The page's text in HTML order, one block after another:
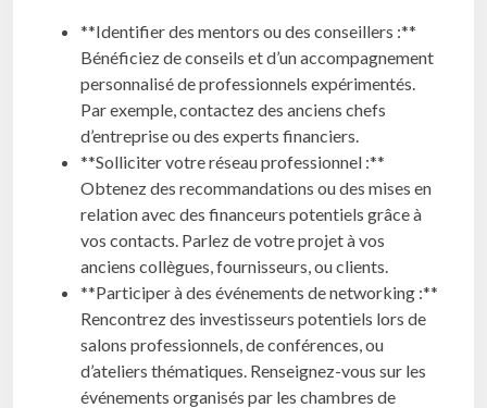
**Identifier des mentors ou des conseillers :**
Bénéficiez de conseils et d’un accompagnement
personnalisé de professionnels expérimentés.
Par exemple, contactez des anciens chefs
d’entreprise ou des experts financiers.
**Solliciter votre réseau professionnel :**
Obtenez des recommandations ou des mises en
relation avec des financeurs potentiels grâce à
vos contacts. Parlez de votre projet à vos
anciens collègues, fournisseurs, ou clients.
**Participer à des événements de networking :**
Rencontrez des investisseurs potentiels lors de
salons professionnels, de conférences, ou
d’ateliers thématiques. Renseignez-vous sur les
événements organisés par les chambres de